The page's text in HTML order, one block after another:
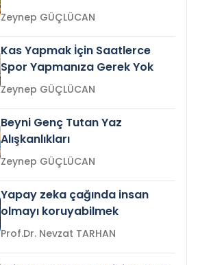
Zeynep GÜÇLÜCAN
Kas Yapmak İçin Saatlerce
Spor Yapmanıza Gerek Yok
Zeynep GÜÇLÜCAN
Beyni Genç Tutan Yaz
Alışkanlıkları
Zeynep GÜÇLÜCAN
Yapay zeka çağında insan
olmayı koruyabilmek
Prof.Dr. Nevzat TARHAN